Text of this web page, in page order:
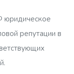
юридическое
репутации в